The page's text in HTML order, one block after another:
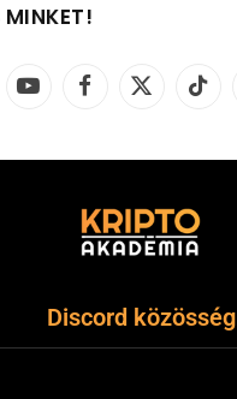
MINKET!
YouTubeFacebook
X
TikTok
Discord közösség